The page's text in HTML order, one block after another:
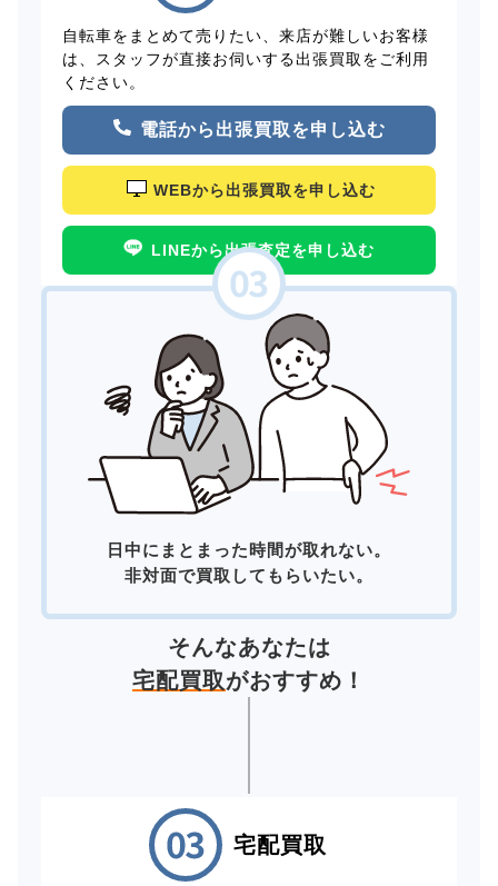
自転車をまとめて売りたい、来店が難しいお客様
は、スタッフが直接お伺いする出張買取をご利用
ください。
電話から出張買取を申し込む
WEBから出張買取を申し込む
LINEから出張査定を申し込む
日中にまとまった時間が取れない。
非対面で買取してもらいたい。
そんなあなたは
宅配買取がおすすめ！
宅配買取